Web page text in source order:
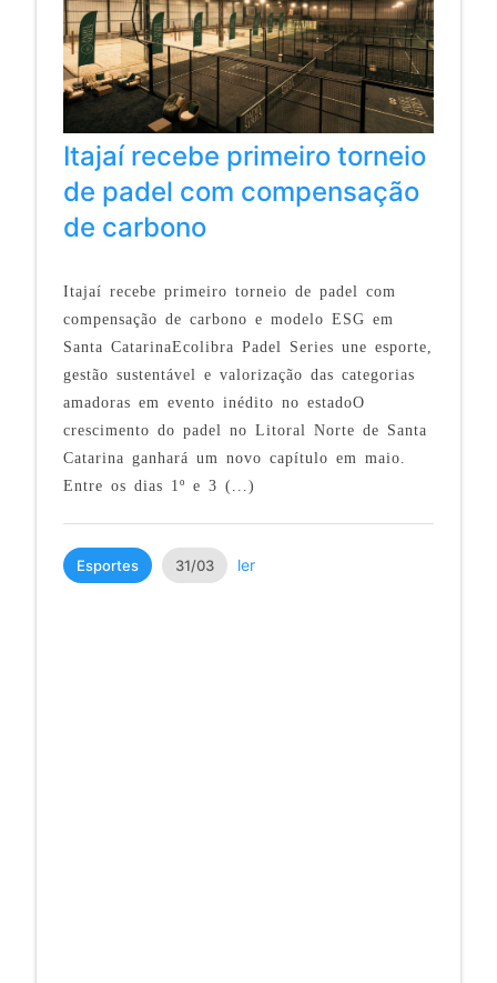
Itajaí recebe primeiro torneio
de padel com compensação
de carbono
Itajaí recebe primeiro torneio de padel com
compensação de carbono e modelo ESG em
Santa CatarinaEcolibra Padel Series une esporte,
gestão sustentável e valorização das categorias
amadoras em evento inédito no estadoO
crescimento do padel no Litoral Norte de Santa
Catarina ganhará um novo capítulo em maio.
Entre os dias 1º e 3 (...)
Esportes 31/03 ler